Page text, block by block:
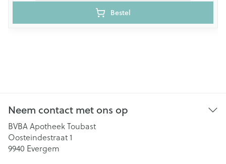
Bestel
Neem contact met ons op
BVBA Apotheek Toubast
Oosteindestraat 1
9940 Evergem